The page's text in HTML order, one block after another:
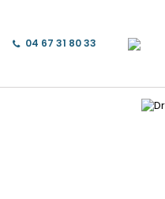
04 67 31 80 33